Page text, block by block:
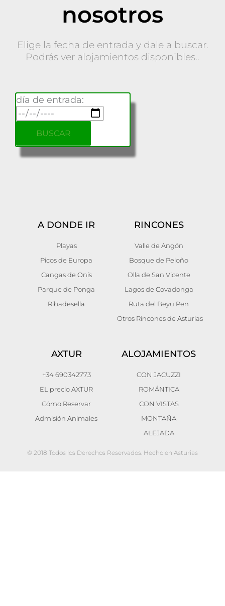
nosotros
Elige la fecha de entrada y dale a buscar.
Podrás ver alojamientos disponibles..
día de entrada:
A DONDE IR
Playas
Picos de Europa
Cangas de Onís
Parque de Ponga
Ribadesella
RINCONES
Valle de Angón
Bosque de Peloño
Olla de San Vicente
Lagos de Covadonga
Ruta del Beyu Pen
Otros Rincones de Asturias
AXTUR
+34 690342773
EL precio AXTUR
Cómo Reservar
Admisión Animales
ALOJAMIENTOS
CON JACUZZI
ROMÁNTICA
CON VISTAS
MONTAÑA
ALEJADA
© 2018 Todos los Derechos Reservados. Hecho en Asturias